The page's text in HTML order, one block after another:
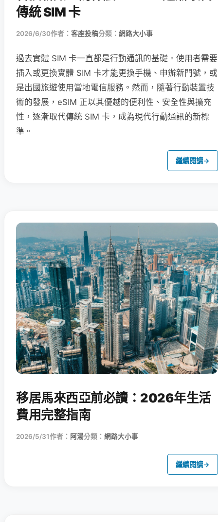
傳統 SIM 卡
2026/6/30作者： 客座投稿分類： 網路大小事
過去實體 SIM 卡一直都是行動通訊的基礎。使用者需要
插入或更換實體 SIM 卡才能更換手機、申辦新門號，或
是出國旅遊使用當地電信服務。然而，隨著行動裝置技
術的發展，eSIM 正以其優越的便利性、安全性與擴充
性，逐漸取代傳統 SIM 卡，成為現代行動通訊的新標
準。
繼續閱讀→
移居馬來西亞前必讀：2026年生活
費用完整指南
2026/5/31作者： 阿湯分類： 網路大小事
繼續閱讀→